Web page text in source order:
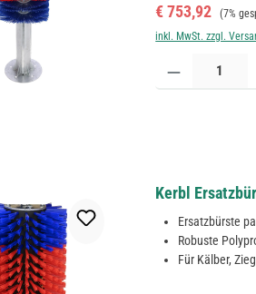
Verkaufspreis:
€ 753,92
(7%
inkl. MwSt. zzgl.
Produkt Anzahl:
Kerbl
Ersatzbürste
Robuste
Für Kälber,